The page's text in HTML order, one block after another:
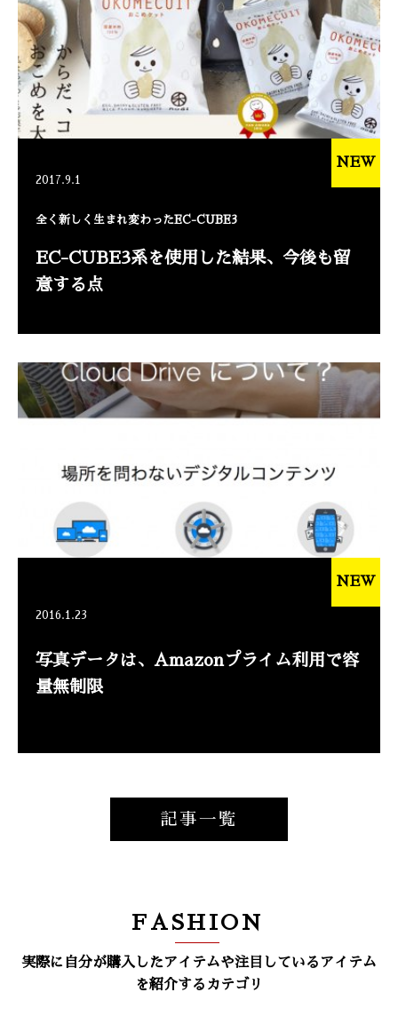
2017.9.1
全く新しく生まれ変わったEC-CUBE3
EC-CUBE3系を使用した結果、今後も留
意する点
NEW
2016.1.23
写真データは、Amazonプライム利用で容
量無制限
NEW
記事一覧
FASHION
実際に自分が購入したアイテムや注目しているアイテム
を紹介するカテゴリ